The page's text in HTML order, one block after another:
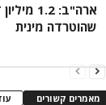
ארה"ב:
שהוטרדה מינית
מאמרים קשורים